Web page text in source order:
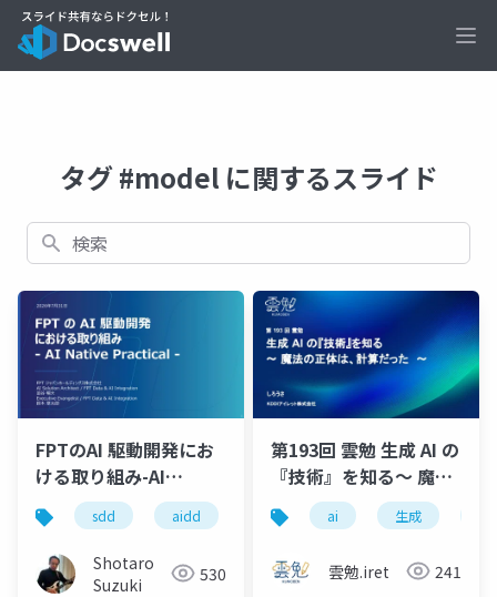
タグ #model に関するスライド
検索
FPTのAI 駆動開発にお
ける取り組み-AI
Native Practical
sdd aidd spec kit github copilot
Shotaro
Suzuki
530
第193回 雲勉 生成 AI の
『技術』を知る〜 魔法
の正体は、計算だった
〜
ai 生成
雲勉.iret 241